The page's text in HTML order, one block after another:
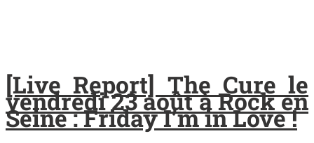
[Live Report] The Cure le
vendredi 23 août à Rock en
Seine : Friday I’m in Love !